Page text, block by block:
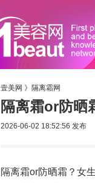
壹美网 》 隔离霜网
隔离霜or防晒
2026-06-02 18:52:56 发布
隔离霜or防晒霜？女